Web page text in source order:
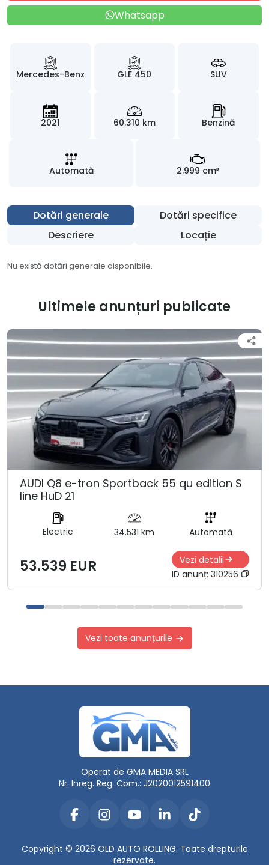
Whatsapp
Mercedes-Benz GLE 450 SUV
2021 60.310 km Benzină
Automată 2.999 cm³
Dotări generale
Dotări specifice
Descriere
Locație
Nu există dotări generale disponibile.
Ultimele anunțuri publicate
AUDI Q8 e-tron Sportback 55 qu edition S
line HuD 21
Electric 34.531 km Automată
53.539 EUR
Vezi detalii
ID anunț: 310256
Vezi toate anunțurile
Operat de GMA MEDIA SRL
Nr. Inreg. Reg. Com.: J2020012591400
Copyright © 2026 OLD AUTO ROLLING. Toate drepturile
rezervate.